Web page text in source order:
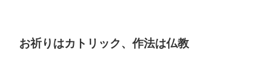
お祈りはカトリック、作法は仏教